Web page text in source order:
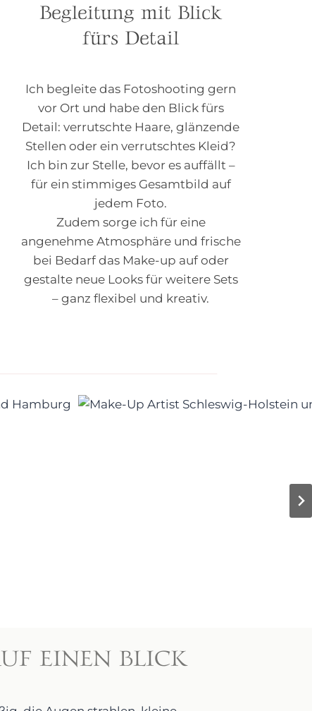
Begleitung mit Blick
fürs Detail
Ich begleite das Fotoshooting gern
vor Ort und habe den Blick fürs
Detail: verrutschte Haare, glänzende
Stellen oder ein verrutschtes Kleid?
Ich bin zur Stelle, bevor es auffällt –
für ein stimmiges Gesamtbild auf
jedem Foto.
Zudem sorge ich für eine
angenehme Atmosphäre und frische
bei Bedarf das Make-up auf oder
gestalte neue Looks für weitere Sets
– ganz flexibel und kreativ.
EINEN BLICK